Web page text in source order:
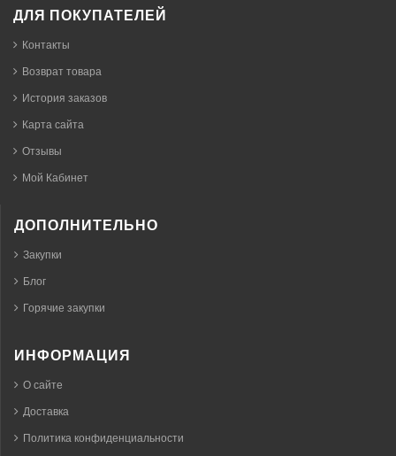
ДЛЯ ПОКУПАТЕЛЕЙ
Контакты
Возврат товара
История заказов
Карта сайта
Отзывы
Мой Кабинет
ДОПОЛНИТЕЛЬНО
Закупки
Блог
Горячие закупки
ИНФОРМАЦИЯ
О сайте
Доставка
Политика конфиденциальности